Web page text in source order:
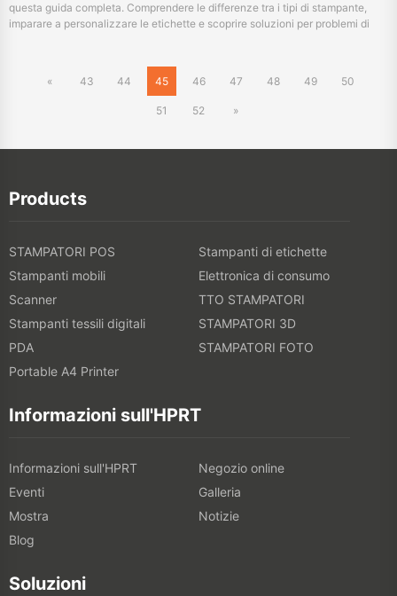
questa guida completa. Comprendere le differenze tra i tipi di stampante,
imparare a personalizzare le etichette e scoprire soluzioni per problemi di
«
43 44 45 46 47 48 49 50
51 52 »
Products
STAMPATORI POS
Stampanti di etichette
Stampanti mobili
Elettronica di consumo
Scanner
TTO STAMPATORI
Stampanti tessili digitali
STAMPATORI 3D
PDA
STAMPATORI FOTO
Portable A4 Printer
Informazioni sull'HPRT
Informazioni sull'HPRT
Negozio online
Eventi
Galleria
Mostra
Notizie
Blog
Soluzioni